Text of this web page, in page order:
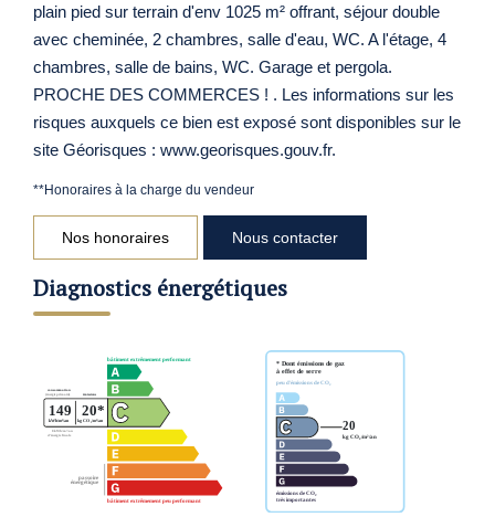
plain pied sur terrain d'env 1025 m² offrant, séjour double
avec cheminée, 2 chambres, salle d'eau, WC. A l'étage, 4
chambres, salle de bains, WC. Garage et pergola.
PROCHE DES COMMERCES ! . Les informations sur les
risques auxquels ce bien est exposé sont disponibles sur le
site Géorisques : www.georisques.gouv.fr.
**Honoraires à la charge du vendeur
Nos honoraires Nous contacter
Diagnostics énergétiques